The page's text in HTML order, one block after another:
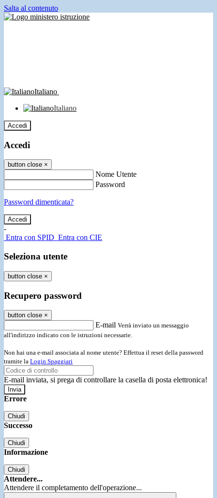
Salta al contenuto
Italiano
Italiano
Accedi
Accedi
button close ×
Nome Utente
Password
Password dimenticata?
-
Entra con SPID Entra con CIE
Seleziona utente
button close ×
Recupero password
button close ×
E-mail Verrà inviato un messaggio
all'indirizzo indicato con le istruzioni necessarie.
Non hai una e-mail associata al nome utente? Effettua il reset della password
tramite la Login Spaggiari
E-mail inviata, si prega di controllare la casella di posta elettronica!
Errore
Chiudi
Successo
Chiudi
Informazione
Chiudi
Attendere...
Attendere il completamento dell'operazione...